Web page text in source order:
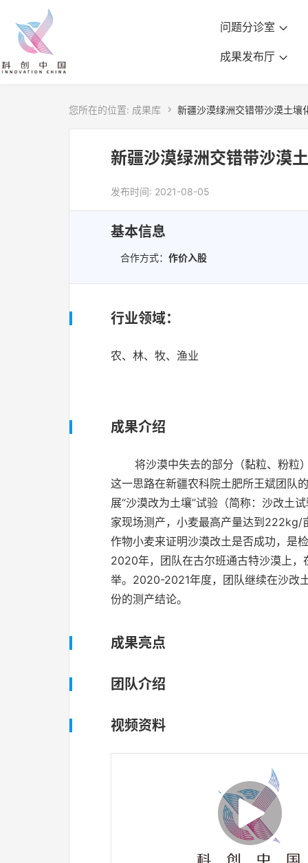
问题分诊室
成果发布厅
您所在的位置: 成果库  新疆沙漠绿洲交错带沙漠土壤
新疆沙漠绿洲交错带沙漠
发布时间: 2021-08-05
基本信息
合作方式： 作价入股
行业领域：
农、林、牧、渔业
成果介绍
将沙漠中失去的部分（黏粒、粉粒
这一思路在新疆农科院土肥所王斌团队
展“沙漠改为土壤”试验（简称：沙改土
家现场测产，小麦最高产量达到 222kg/
作物小麦来证明沙漠改土是否成功， 是
2020年，团队在古尔班通古特沙漠上
举。 2020-2021年度，团队继续在沙改
份的测产结论。
成果亮点
团队介绍
视频资料